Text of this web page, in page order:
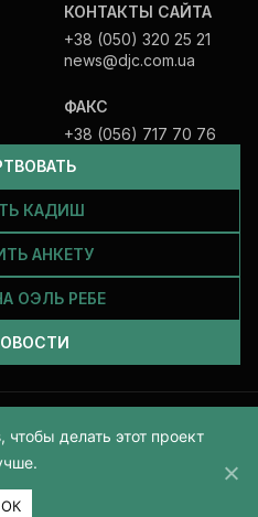
КАДИШ
АНКЕТУ
ОЭЛЬ РЕБЕ
КОНТАКТЫ САЙТА
+38 (050) 320 25 21
news@djc.com.ua
ФАКС
+38 (056) 717 70 76
Еврейской общине Днепра.
делать этот проект
ОК